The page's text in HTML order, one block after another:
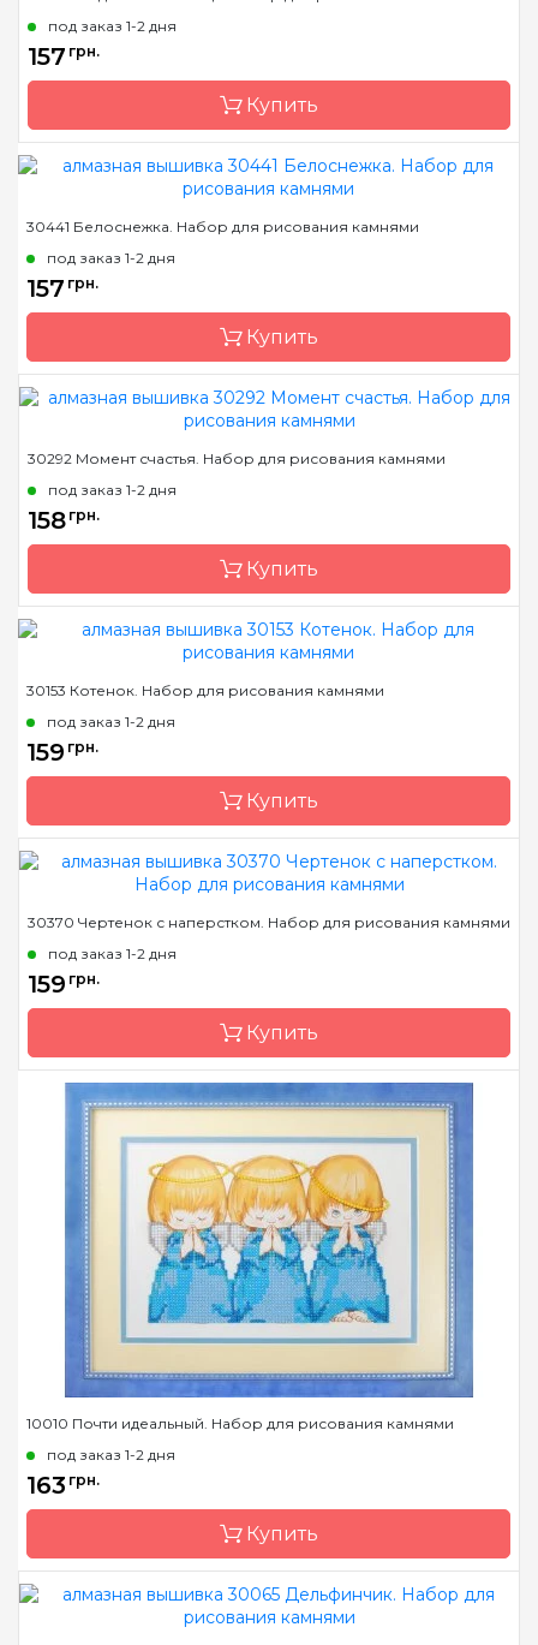
Зашивка
Размер
13*26 см
под заказ 1-2 дня
157 грн.
Купить
Зашивка
Размер
18*18 см
30441 Белоснежка. Набор для рисования камнями
под заказ 1-2 дня
157 грн.
Купить
Зашивка
Размер
18x18 см
30292 Момент счастья. Набор для рисования камнями
под заказ 1-2 дня
158 грн.
Купить
Зашивка
Размер
20*21 см
30153 Котенок. Набор для рисования камнями
под заказ 1-2 дня
159 грн.
Купить
Зашивка
Размер
19*19 см
30370 Чертенок с наперстком. Набор для рисования камнями
под заказ 1-2 дня
159 грн.
Купить
Бренд
Dream Art
Страна-производитель
Украина
Зашивка
полная
Размер
18*19 см
Камни
квадраные акриловые
10010 Почти идеальный. Набор для рисования камнями
под заказ 1-2 дня
163 грн.
Купить